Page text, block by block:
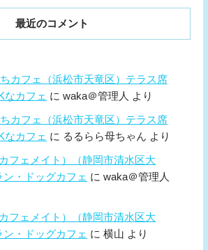
最近のコメント
ちカフェ（浜松市天竜区）テラス席
なカフェ に waka＠管理人 より
ちカフェ（浜松市天竜区）テラス席
なカフェ に るるらら母ちゃん より
フェメイト）（静岡市清水区大
・ドッグカフェ に waka＠管理人
フェメイト）（静岡市清水区大
・ドッグカフェ に 横山 より